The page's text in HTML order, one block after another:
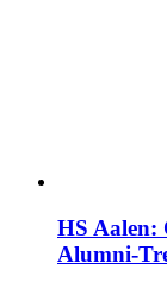
HS Aalen:
Alumni-